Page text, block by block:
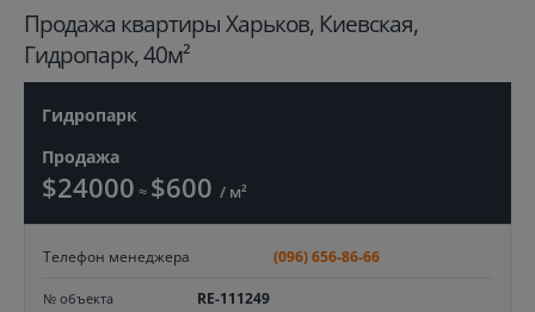
Продажа квартиры Харьков, Киевская,
Гидропарк, 40м²
Гидропарк
Продажа
$24000 ≈ $600 / м²
Телефон менеджера (096) 656-86-66
№ объекта RE-111249